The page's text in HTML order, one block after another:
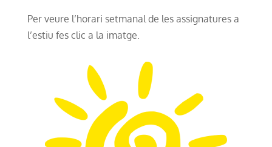
Per veure l’horari setmanal de les assignatures a
l’estiu fes clic a la imatge.